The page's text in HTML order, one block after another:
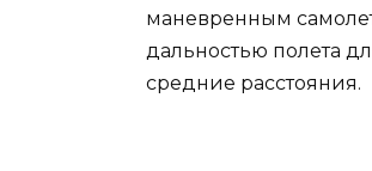
маневренным
дальностью полета
средние расстояния.